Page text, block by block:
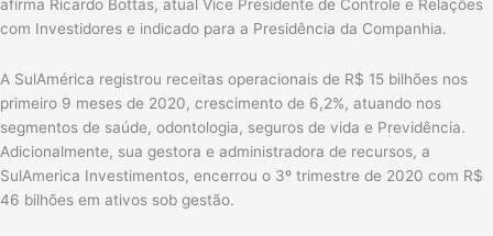
afirma Ricardo Bottas, atual Vice Presidente de Controle e Relações
com Investidores e indicado para a Presidência da Companhia.
A SulAmérica registrou receitas operacionais de R$ 15 bilhões nos
primeiro 9 meses de 2020, crescimento de 6,2%, atuando nos
segmentos de saúde, odontologia, seguros de vida e Previdência.
Adicionalmente, sua gestora e administradora de recursos, a
SulAmerica Investimentos, encerrou o 3º trimestre de 2020 com R$
46 bilhões em ativos sob gestão.